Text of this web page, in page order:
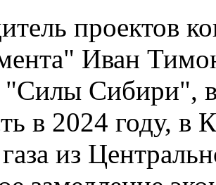
проектов
Иван
Сибири",
в 2024 году, в
из